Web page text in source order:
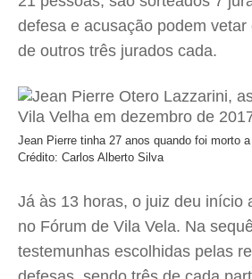
defesa e acusação podem
de outros três jurados cada.
Jean Pierre tinha 27 anos quando foi morto
Crédito: Carlos Alberto Silva
Já às 13 horas, o juiz deu início
no Fórum de Vila Vela. Na
testemunhas escolhidas pelas